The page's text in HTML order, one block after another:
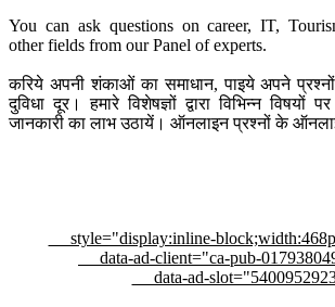
You can ask questions on career, IT,
other fields from our Panel of experts.
करिये अपनी शंकाओं का समाधान, पाइये अपने
दुविधा दूर। हमारे विशेषज्ञों द्वारा विभिन्न विषयों
जानकारी का लाभ उठायें। ऑनलाइन प्रश्नों के
style="display:inline-
data-ad-client="ca-pub-
data-ad-